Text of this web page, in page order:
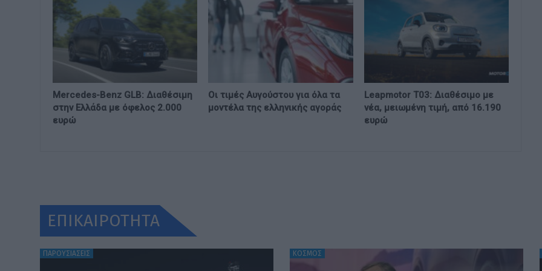
Mercedes-Benz GLB: Διαθέσιμη
στην Ελλάδα με όφελος 2.000
ευρώ
Οι τιμές Αυγούστου για όλα τα
μοντέλα της ελληνικής αγοράς
Leapmotor T03: Διαθέσιμο με
νέα, μειωμένη τιμή, από 16.190
ευρώ
ΕΠΙΚΑΙΡΟΤΗΤΑ
ΠΑΡΟΥΣΙΑΣΕΙΣ ΚΟΣΜΟΣ